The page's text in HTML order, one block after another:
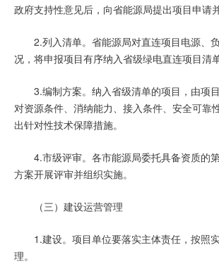
政府支持性意见后，向省能源局提出项目申请
2.列入清单。省能源局对直连项目电源、
况，将申报项目有序纳入省级绿电直连项目清单
3.编制方案。纳入省级清单的项目，由项
对资源条件、消纳能力、接入条件、安全可
出针对性技术保障措施。
4.市级评审。各市能源局委托具备资质的
方案开展评审并组织实施。
（三）建设运营管理
1.建设。项目单位要落实主体责任，按照
理。